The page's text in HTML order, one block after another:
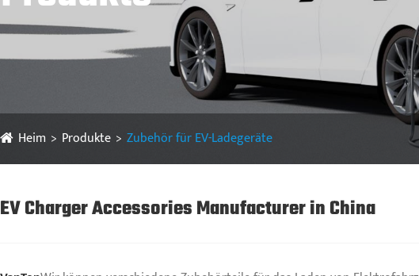
Heim Produkte Zubehör für EV-Ladegeräte
EV Charger Accessories Manufacturer in China